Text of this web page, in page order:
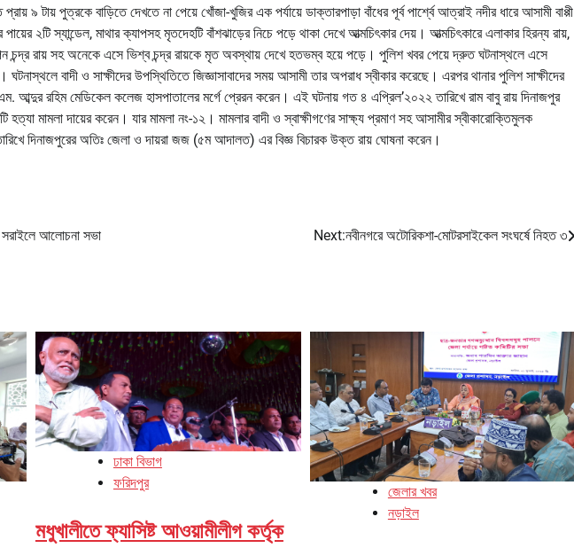
৯ টায় পুত্রকে বাড়িতে দেখতে না পেয়ে খোঁজা-খুজির এক পর্যায়ে ডাক্তারপাড়া বাঁধের পূর্ব পার্শ্বে আত্রাই নদীর ধারে আসামী বাপ্পী
পায়ের ২টি স্যান্ডেল, মাথার ক্যাপসহ মৃতদেহটি বাঁশঝাড়ের নিচে পড়ে থাকা দেখে আত্মচিৎকার দেয়। আত্মচিৎকারে এলাকার হিরন্য রায়,
চন্দ্র রায় সহ অনেকে এসে ভিশ্ব চন্দ্র রায়কে মৃত অবস্থায় দেখে হতভম্ব হয়ে পড়ে। পুলিশ খবর পেয়ে দ্রুত ঘটনাস্থলে এসে
বাদী ও সাক্ষীদের উপস্থিতিতে জিজ্ঞাসাবাদের সময় আসামী তার অপরাধ স্বীকার করেছে। এরপর থানার পুলিশ সাক্ষীদের
রহিম মেডিকেল কলেজ হাসপাতালের মর্গে প্রেরন করেন। এই ঘটনায় গত ৪ এপ্রিল’২০২২ তারিখে রাম বাবু রায় দিনাজপুর
হত্যা মামলা দায়ের করেন। যার মামলা নং-১২। মামলার বাদী ও স্বাক্ষীগণের সাক্ষ্য প্রমাণ সহ আসামীর স্বীকারোক্তিমুলক
দিনাজপুরের অতিঃ জেলা ও দায়রা জজ (৫ম আদালত) এর বিজ্ঞ বিচারক উক্ত রায় ঘোষনা করেন।
সরাইলে আলোচনা সভা Next:নবীনগরে অটোরিকশা-মোটরসাইকেল সংঘর্ষে নিহত ৩
ঢাকা বিভাগ
ফরিদপুর
মধুখালীতে ফ্যাসিষ্ট আওয়ামীলীগ কর্তৃক
জেলার খবর
নড়াইল